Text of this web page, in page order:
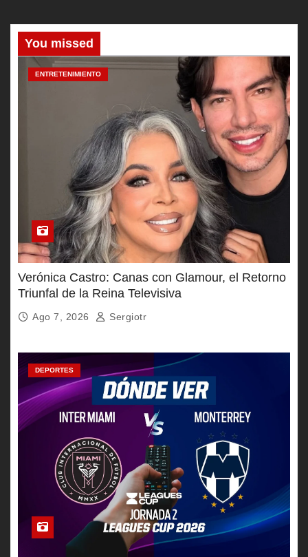
You missed
ENTRETENIMIENTO
Verónica Castro: Canas con Glamour, el Retorno
Triunfal de la Reina Televisiva
Ago 7, 2026 Sergiotr
DEPORTES